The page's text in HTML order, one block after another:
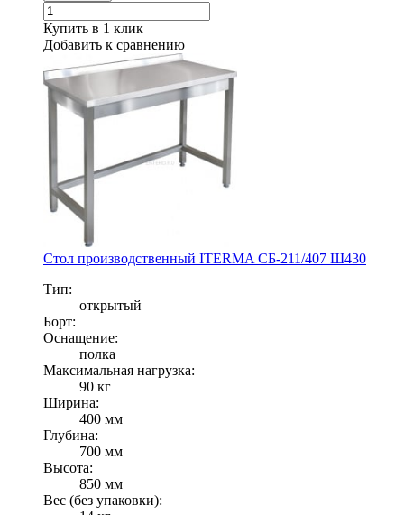
Купить в 1 клик
Добавить к сравнению
Стол производственный ITERMA СБ-211/407 Ш430
Тип:
открытый
Борт:
Оснащение:
полка
Максимальная нагрузка:
90 кг
Ширина:
400 мм
Глубина:
700 мм
Высота:
850 мм
Вес (без упаковки):